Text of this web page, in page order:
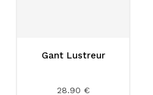
Gant Lustreur
28.90 €